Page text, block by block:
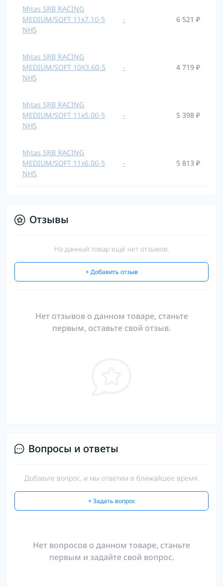
Mitas SRB RACING
MEDIUM/SOFT 11x7.10-5
NHS
- 6 521 ₽
Mitas SRB RACING
MEDIUM/SOFT 10X3.60-5
NHS
- 4 719 ₽
Mitas SRB RACING
MEDIUM/SOFT 11x5.00-5
NHS
- 5 398 ₽
Mitas SRB RACING
MEDIUM/SOFT 11x6.00-5
NHS
- 5 813 ₽
Отзывы
На данный товар ещё нет отзывов.
+ Добавить отзыв
Нет отзывов о данном товаре, станьте
первым, оставьте свой отзыв.
Вопросы и ответы
Добавьте вопрос, и мы ответим в ближайшее время.
+ Задать вопрос
Нет вопросов о данном товаре, станьте
первым и задайте свой вопрос.